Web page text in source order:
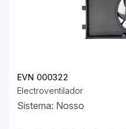
EVN 000322
Electroventilador
Sistema: Nosso